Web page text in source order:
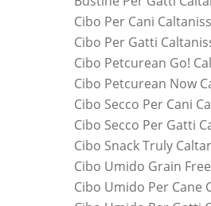
Cibo Per Cani
Cibo Per Gatti
Cibo Petcurean Go!
Cibo Petcurean Now
Cibo Secco Per Cani
Cibo Secco Per Gatti
Cibo Snack Truly
Cibo Umido Grain
Cibo Umido Per Cane